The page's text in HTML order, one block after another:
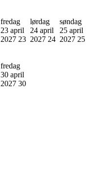
fredag
23 april
2027 23
lørdag
24 april
2027 24
søndag
25 april
2027 25
fredag
30 april
2027 30